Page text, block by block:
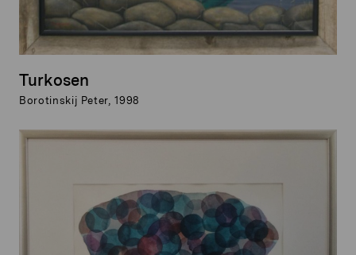
Turkosen
Borotinskij Peter, 1998